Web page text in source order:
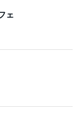
ェ